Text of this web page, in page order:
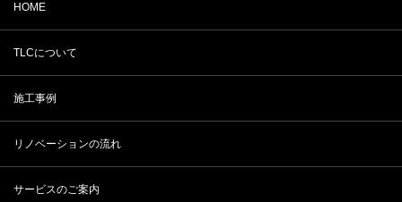
HOME
TLCについて
施工事例
リノベーションの流れ
サービスのご案内